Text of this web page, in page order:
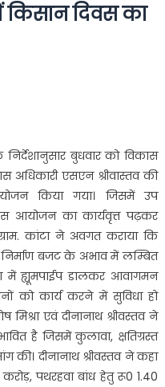
किसान दिवस का
बुधवार को विकास
अधिकारी एसएन श्रीवास्तव की
किया गया। जिसमें उप
आयोजन का कार्यवृत्त पढ़कर
कांटा ने अवगत कराया कि
निर्माण बजट के अभाव में लम्बित
में ह्यूमपाईप डालकर आवागमन
को कार्य करने में सुविधा हो
मिश्रा एवं दीनानाथ श्रीवस्तव ने
है जिसमें कुलावा, क्षतिग्रस्त
दीनानाथ श्रीवस्तव ने कहा
पथरहवा बांध हेतु रू0 1.40